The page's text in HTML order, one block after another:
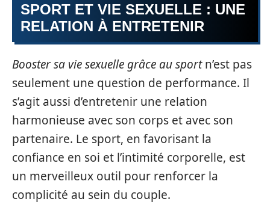
SPORT ET VIE SEXUELLE : UNE
RELATION À ENTRETENIR
Booster sa vie sexuelle grâce au sportn’est pas
seulement une question de performance. Il
s’agit aussi d’entretenir une relation
harmonieuse avec son corps et avec son
partenaire. Le sport, en favorisant la
confiance en soi et l’intimité corporelle, est
un merveilleux outil pour renforcer la
complicité au sein du couple.